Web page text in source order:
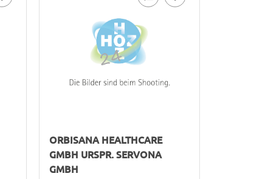
ORBISANA HEALTHCARE
GMBH URSPR. SERVONA
GMBH